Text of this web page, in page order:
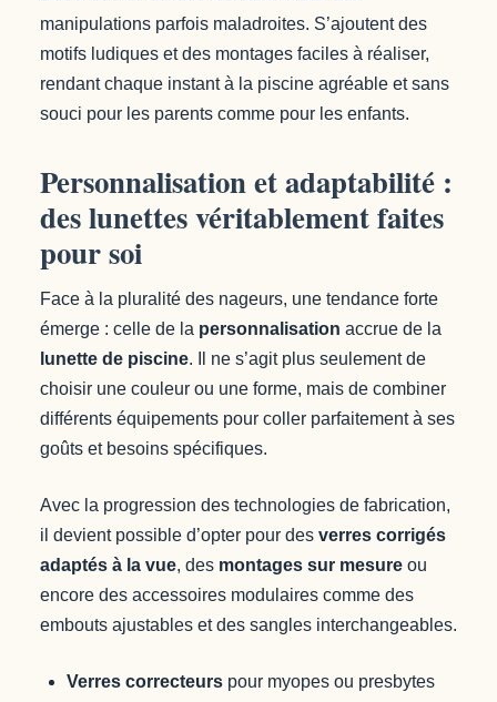
manipulations parfois maladroites. S’ajoutent des
motifs ludiques et des montages faciles à réaliser,
rendant chaque instant à la piscine agréable et sans
souci pour les parents comme pour les enfants.
Personnalisation et adaptabilité :
des lunettes véritablement faites
pour soi
Face à la pluralité des nageurs, une tendance forte
émerge : celle de la personnalisation accrue de la
lunette de piscine. Il ne s’agit plus seulement de
choisir une couleur ou une forme, mais de combiner
différents équipements pour coller parfaitement à ses
goûts et besoins spécifiques.
Avec la progression des technologies de fabrication,
il devient possible d’opter pour des verres corrigés
adaptés à la vue, des montages sur mesure ou
encore des accessoires modulaires comme des
embouts ajustables et des sangles interchangeables.
Verres correcteurs pour myopes ou presbytes